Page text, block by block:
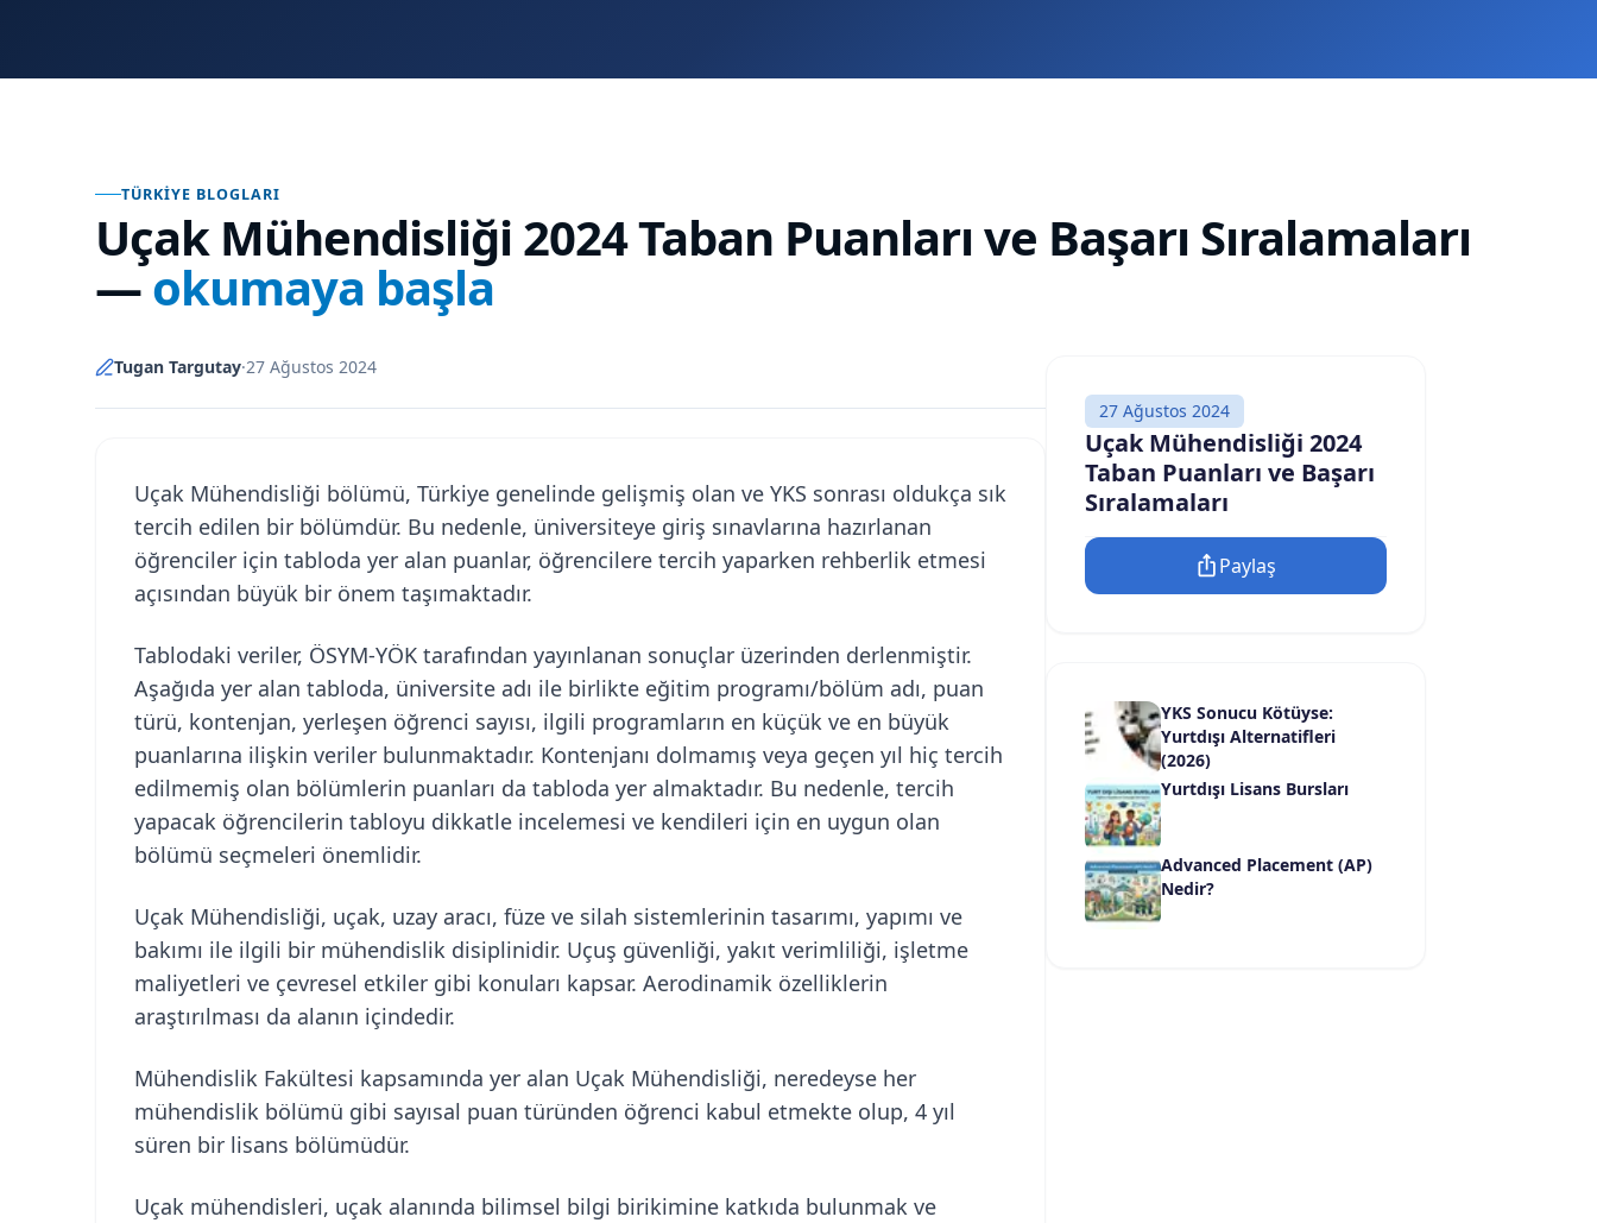
TÜRKIYE BLOGLARI
Uçak Mühendisliği 2024 Taban Puanları ve Başarı Sıralamaları
—okumaya başla
Tugan Targutay·27 Ağustos 2024
Uçak Mühendisliği bölümü, Türkiye genelinde gelişmiş olan ve YKS sonrası oldukça sık
tercih edilen bir bölümdür. Bu nedenle, üniversiteye giriş sınavlarına hazırlanan
öğrenciler için tabloda yer alan puanlar, öğrencilere tercih yaparken rehberlik etmesi
açısından büyük bir önem taşımaktadır.
Tablodaki veriler, ÖSYM-YÖK tarafından yayınlanan sonuçlar üzerinden derlenmiştir.
Aşağıda yer alan tabloda, üniversite adı ile birlikte eğitim programı/bölüm adı, puan
türü, kontenjan, yerleşen öğrenci sayısı, ilgili programların en küçük ve en büyük
puanlarına ilişkin veriler bulunmaktadır. Kontenjanı dolmamış veya geçen yıl hiç tercih
edilmemiş olan bölümlerin puanları da tabloda yer almaktadır. Bu nedenle, tercih
yapacak öğrencilerin tabloyu dikkatle incelemesi ve kendileri için en uygun olan
bölümü seçmeleri önemlidir.
Uçak Mühendisliği, uçak, uzay aracı, füze ve silah sistemlerinin tasarımı, yapımı ve
bakımı ile ilgili bir mühendislik disiplinidir. Uçuş güvenliği, yakıt verimliliği, işletme
maliyetleri ve çevresel etkiler gibi konuları kapsar. Aerodinamik özelliklerin
araştırılması da alanın içindedir.
Mühendislik Fakültesi kapsamında yer alan Uçak Mühendisliği, neredeyse her
mühendislik bölümü gibi sayısal puan türünden öğrenci kabul etmekte olup, 4 yıl
süren bir lisans bölümüdür.
Uçak mühendisleri, uçak alanında bilimsel bilgi birikimine katkıda bulunmak ve
27 Ağustos 2024
Uçak Mühendisliği 2024
Taban Puanları ve Başarı
Sıralamaları
Paylaş
YKS Sonucu Kötüyse:
Yurtdışı Alternatifleri
(2026)
Yurtdışı Lisans Bursları
Advanced Placement (AP)
Nedir?